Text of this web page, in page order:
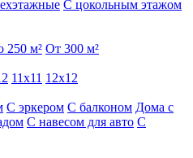
С цокольным этажом
250 м² От 300 м²
11x11 12x12
С эркером С балконом Дома с
С навесом для авто С